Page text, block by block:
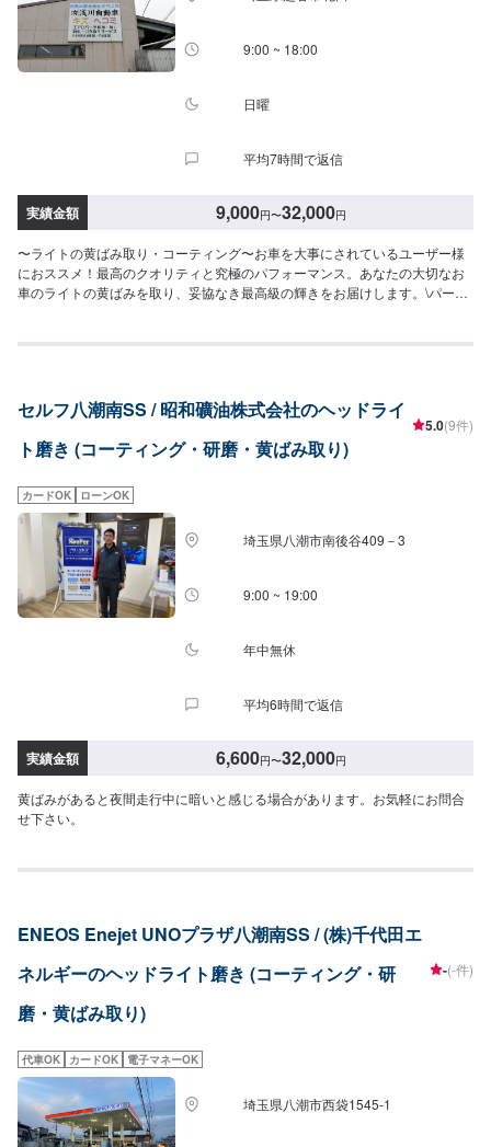
9:00 ~ 18:00
日曜
平均7時間で返信
実績金額 9,000円〜32,000円
〜ライトの黄ばみ取り・コーティング〜お車を大事にされているユーザー様
におススメ！最高のクオリティと究極のパフォーマンス。あなたの大切なお
車のライトの黄ばみを取り、妥協なき最高級の輝きをお届けします。\パーツ
りください。場合によっては対応できかねることもございますので、あらか
となります。\営業時間・定休日/営業時間：8:45～18:00定休日：日曜日
セルフ八潮南SS / 昭和礦油株式会社のヘッドライ
ト磨き (コーティング・研磨・黄ばみ取り)
5.0(9件)
カードOK ローンOK
埼玉県八潮市南後谷409－3
9:00 ~ 19:00
年中無休
平均6時間で返信
実績金額 6,600円〜32,000円
黄ばみがあると夜間走行中に暗いと感じる場合があります。お気軽にお問合
せ下さい。
ENEOS Enejet UNOプラザ八潮南SS / (株)千代田エ
ネルギーのヘッドライト磨き (コーティング・研
磨・黄ばみ取り)
-(-件)
代車OK カードOK 電子マネーOK
埼玉県八潮市西袋1545-1